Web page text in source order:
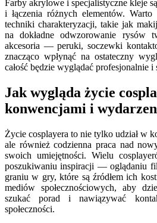
Farby akrylowe i specjalistyczne kleje
i łączenia różnych elementów.
techniki charakteryzacji, takie jak
na dokładne odwzorowanie rysów
akcesoria — peruki, soczewki
znacząco wpłynąć na ostateczny
całość będzie wyglądać profesjonalnie i
Jak wygląda życie
konwencjami i
Życie cosplayera to nie tylko udział w
ale również codzienna praca nad
swoich umiejętności. Wielu
poszukiwaniu inspiracji — oglądaniu
graniu w gry, które są źródłem ich
mediów społecznościowych, aby
szukać porad i nawiązywać
społeczności.